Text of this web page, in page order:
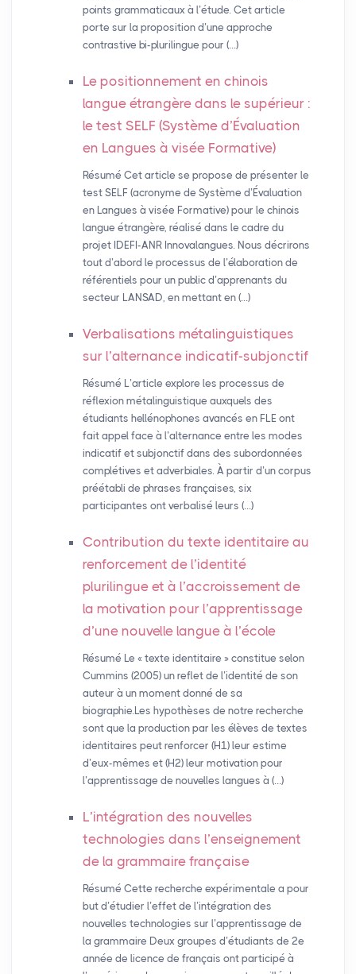
points grammaticaux à l’étude. Cet article
porte sur la proposition d’une approche
contrastive bi-plurilingue pour (…)
Le positionnement en chinois
langue étrangère dans le supérieur :
le test SELF (Système d’Évaluation
en Langues à visée Formative)
Résumé Cet article se propose de présenter le
test SELF (acronyme de Système d’Évaluation
en Langues à visée Formative) pour le chinois
langue étrangère, réalisé dans le cadre du
projet IDEFI-ANR Innovalangues. Nous décrirons
tout d’abord le processus de l’élaboration de
référentiels pour un public d’apprenants du
secteur LANSAD, en mettant en (…)
Verbalisations métalinguistiques
sur l’alternance indicatif-subjonctif
Résumé L’article explore les processus de
réflexion métalinguistique auxquels des
étudiants hellénophones avancés en FLE ont
fait appel face à l’alternance entre les modes
indicatif et subjonctif dans des subordonnées
complétives et adverbiales. À partir d’un corpus
préétabli de phrases françaises, six
participantes ont verbalisé leurs (…)
Contribution du texte identitaire au
renforcement de l’identité
plurilingue et à l’accroissement de
la motivation pour l’apprentissage
d’une nouvelle langue à l’école
Résumé Le « texte identitaire » constitue selon
Cummins (2005) un reflet de l’identité de son
auteur à un moment donné de sa
biographie.Les hypothèses de notre recherche
sont que la production par les élèves de textes
identitaires peut renforcer (H1) leur estime
d’eux-mêmes et (H2) leur motivation pour
l’apprentissage de nouvelles langues à (…)
L’intégration des nouvelles
technologies dans l’enseignement
de la grammaire française
Résumé Cette recherche expérimentale a pour
but d’étudier l’effet de l’intégration des
nouvelles technologies sur l’apprentissage de
la grammaire Deux groupes d’étudiants de 2e
année de licence de français ont participé à